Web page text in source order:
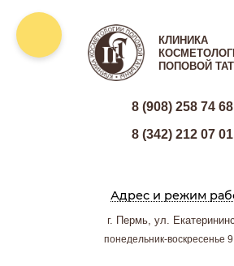
КЛИНИКА
ПОПОВОЙ
8 (908) 258 74 68
8 (342) 212 07 01
Адрес и режим
г. Пермь, ул.
понедельник-воскресенье